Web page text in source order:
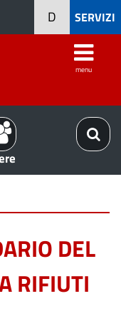
SERVIZI
D
menu
DEL
RIFIUTI